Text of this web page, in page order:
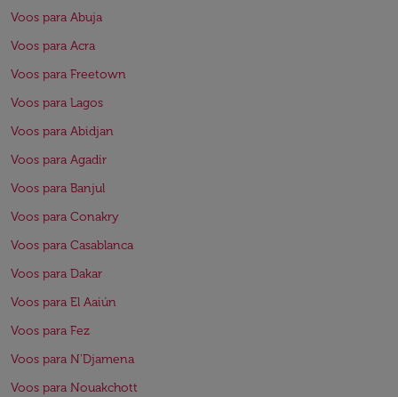
Voos para Abuja
Voos para Acra
Voos para Freetown
Voos para Lagos
Voos para Abidjan
Voos para Agadir
Voos para Banjul
Voos para Conakry
Voos para Casablanca
Voos para Dakar
Voos para El Aaiún
Voos para Fez
Voos para N'Djamena
Voos para Nouakchott